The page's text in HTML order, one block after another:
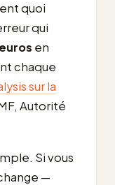
quoi
qui
en
chaque
sur la
Autorité
Si vous
—